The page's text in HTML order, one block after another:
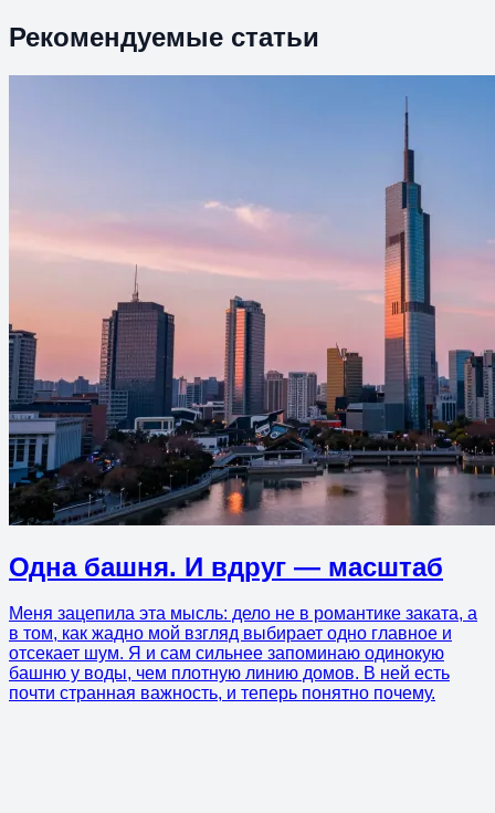
Рекомендуемые статьи
Одна башня. И вдруг — масштаб
Меня зацепила эта мысль: дело не в романтике заката, а
в том, как жадно мой взгляд выбирает одно главное и
отсекает шум. Я и сам сильнее запоминаю одинокую
башню у воды, чем плотную линию домов. В ней есть
почти странная важность, и теперь понятно почему.